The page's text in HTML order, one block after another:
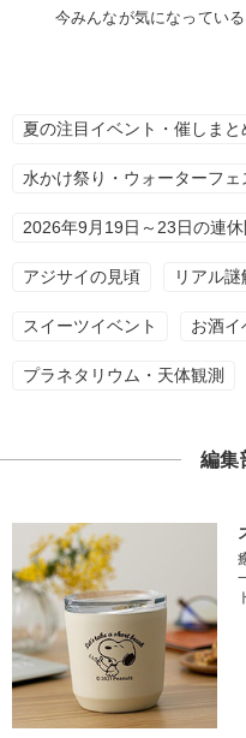
今みんなが気になってい
夏の注目イベント・催しまと
水かけ祭り・ウォーターフェ
2026年9月19日～23日の連休
アジサイの見頃 リアル
スイーツイベント お酒イ
プラネタリウム・天体観測
編集